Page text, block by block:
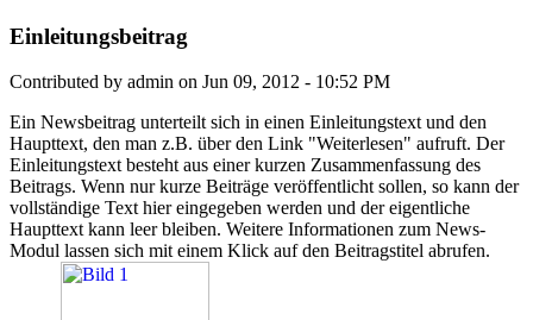
Einleitungsbeitrag
Contributed by admin on Jun 09, 2012 - 10:52 PM
Ein Newsbeitrag unterteilt sich in einen Einleitungstext und den
Haupttext, den man z.B. über den Link "Weiterlesen" aufruft. Der
Einleitungstext besteht aus einer kurzen Zusammenfassung des
Beitrags. Wenn nur kurze Beiträge veröffentlicht sollen, so kann der
vollständige Text hier eingegeben werden und der eigentliche
Haupttext kann leer bleiben. Weitere Informationen zum News-
Modul lassen sich mit einem Klick auf den Beitragstitel abrufen.